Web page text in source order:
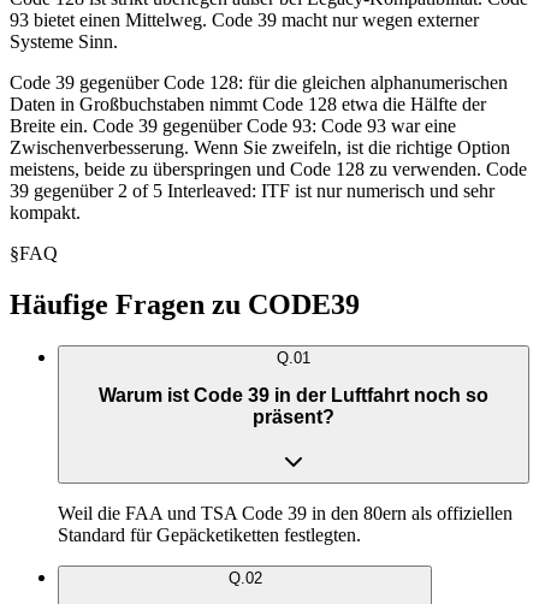
93 bietet einen Mittelweg. Code 39 macht nur wegen externer
Systeme Sinn.
Code 39 gegenüber Code 128: für die gleichen alphanumerischen
Daten in Großbuchstaben nimmt Code 128 etwa die Hälfte der
Breite ein. Code 39 gegenüber Code 93: Code 93 war eine
Zwischenverbesserung. Wenn Sie zweifeln, ist die richtige Option
meistens, beide zu überspringen und Code 128 zu verwenden. Code
39 gegenüber 2 of 5 Interleaved: ITF ist nur numerisch und sehr
kompakt.
§FAQ
Häufige Fragen zu CODE39
Q. 01
Warum ist Code 39 in der Luftfahrt noch so
präsent?
Weil die FAA und TSA Code 39 in den 80ern als offiziellen
Standard für Gepäcketiketten festlegten.
Q. 02